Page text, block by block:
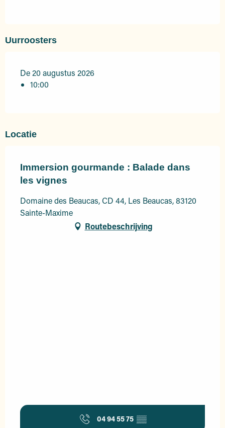
Uurroosters
De 20 augustus 2026
10:00
Locatie
Immersion gourmande : Balade dans
les vignes
Domaine des Beaucas, CD 44, Les Beaucas, 83120
Sainte-Maxime
Routebeschrijving
04 94 55 75 ▒▒